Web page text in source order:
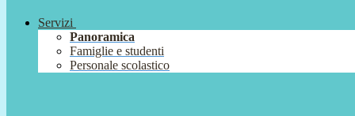
Servizi
Panoramica
Famiglie e studenti
Personale scolastico